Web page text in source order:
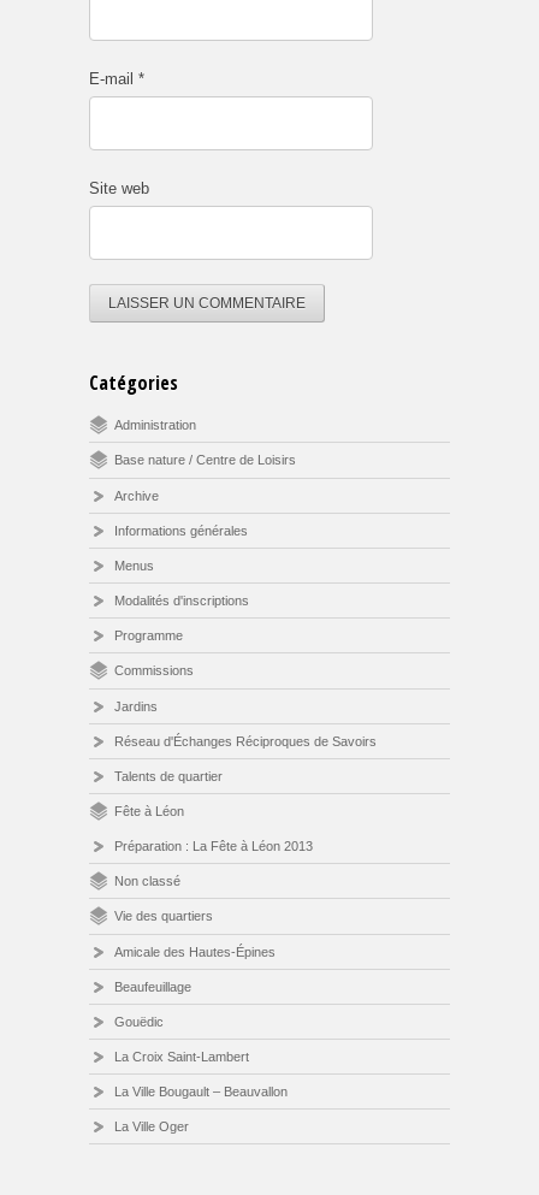
E-mail *
Site web
Catégories
Administration
Base nature / Centre de Loisirs
Archive
Informations générales
Menus
Modalités d'inscriptions
Programme
Commissions
Jardins
Réseau d'Échanges Réciproques de Savoirs
Talents de quartier
Fête à Léon
Préparation : La Fête à Léon 2013
Non classé
Vie des quartiers
Amicale des Hautes-Épines
Beaufeuillage
Gouëdic
La Croix Saint-Lambert
La Ville Bougault – Beauvallon
La Ville Oger